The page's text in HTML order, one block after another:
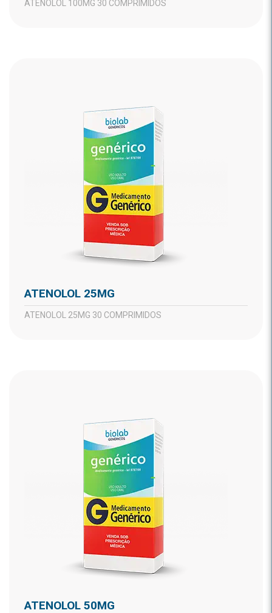
ATENOLOL 100MG 30 COMPRIMIDOS
ATENOLOL 25MG
ATENOLOL 25MG 30 COMPRIMIDOS
ATENOLOL 50MG